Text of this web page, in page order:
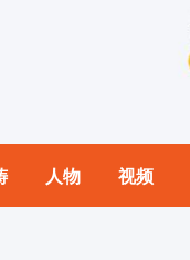
人物 视频